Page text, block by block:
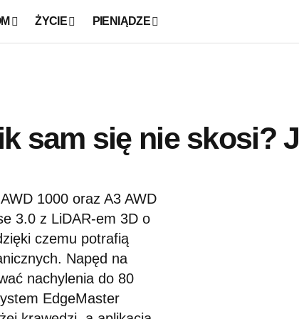
ŻYCIE PIENIĄDZE
sam się nie skosi?
1000 oraz A3 AWD
3.0 z LiDAR-em 3D o
czemu potrafią
Napęd na
nachylenia do 80
EdgeMaster